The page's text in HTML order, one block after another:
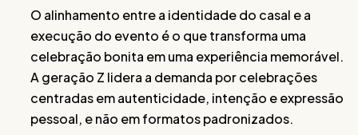
O alinhamento entre a identidade do casal e a
execução do evento é o que transforma uma
celebração bonita em uma experiência memorável.
A geração Z lidera a demanda por celebrações
centradas em autenticidade, intenção e expressão
pessoal, e não em formatos padronizados.